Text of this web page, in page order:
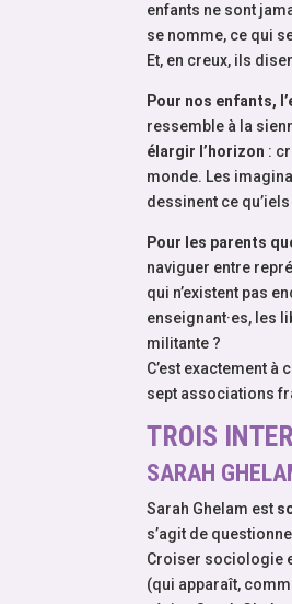
enfants ne sont
se nomme, ce qui
Et, en creux, ils
Pour nos enfants,
ressemble à la
élargir l’horizon :
monde. Les
dessinent ce
Pour les parents
naviguer entre
qui n’existent pas
enseignant·es, les
militante ?
C’est exactement
sept associations
TROIS
SARAH
Sarah Ghelam est
s’agit de
Croiser sociologie
(qui apparaît,